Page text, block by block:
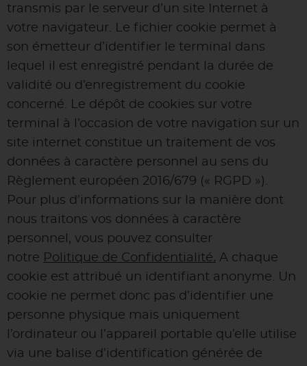
transmis par le serveur d’un site Internet à
votre navigateur. Le fichier cookie permet à
son émetteur d’identifier le terminal dans
lequel il est enregistré pendant la durée de
validité ou d’enregistrement du cookie
concerné. Le dépôt de cookies sur votre
terminal à l’occasion de votre navigation sur un
site internet constitue un traitement de vos
données à caractère personnel au sens du
Règlement européen 2016/679 (« RGPD »).
Pour plus d’informations sur la manière dont
nous traitons vos données à caractère
personnel, vous pouvez consulter
notre Politique de Confidentialité. A chaque
cookie est attribué un identifiant anonyme. Un
cookie ne permet donc pas d’identifier une
personne physique mais uniquement
l’ordinateur ou l’appareil portable qu’elle utilise
via une balise d’identification générée de